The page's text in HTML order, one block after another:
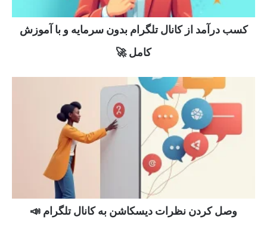
کسب درآمد از کانال تلگرام بدون سرمایه و با آموزش
کامل 🚀
وصل کردن نظرات دیسکاشن به کانال تلگرام 📣